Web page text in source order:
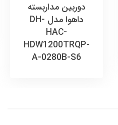
دوربین مداربسته
داهوا مدل DH-
HAC-
HDW1200TRQP-
A-0280B-S6